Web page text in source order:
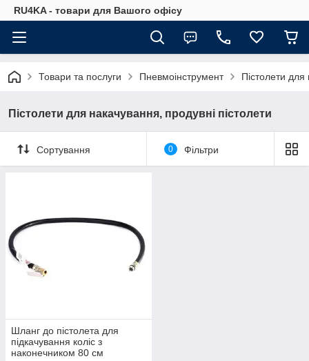
RU4KA - товари для Вашого офісу
Товари та послуги Пневмоінструмент Пістолети для
Пістолети для накачування, продувні пістолети
Сортування 0 Фільтри
Шланг до пістолета для
підкачування коліс з
наконечником 80 см